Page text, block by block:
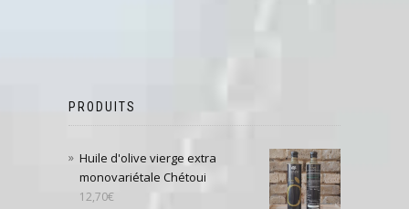
PRODUITS
Huile d'olive vierge extra
monovariétale Chétoui
12,70€